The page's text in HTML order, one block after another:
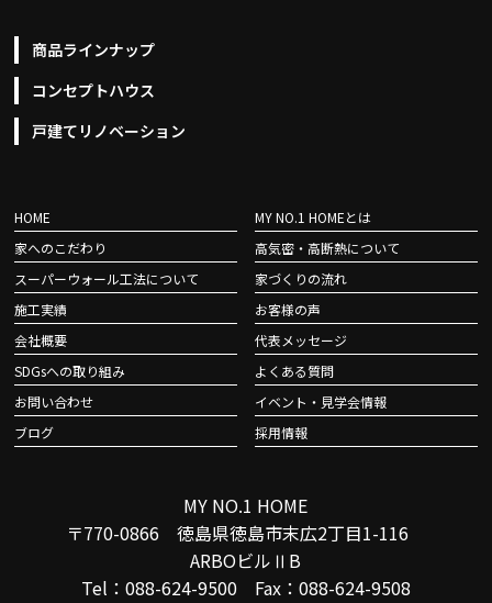
商品ラインナップ
コンセプトハウス
戸建てリノベーション
HOME
MY NO.1 HOMEとは
家へのこだわり
高気密・高断熱について
スーパーウォール工法について
家づくりの流れ
施工実績
お客様の声
会社概要
代表メッセージ
SDGsへの取り組み
よくある質問
お問い合わせ
イベント・見学会情報
ブログ
採用情報
MY NO.1 HOME
〒770-0866 徳島県徳島市末広2丁目1-116
ARBOビルⅡB
Tel：088-624-9500 Fax：088-624-9508